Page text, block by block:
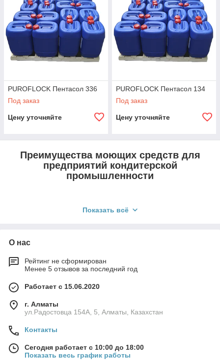
PUROFLOCK Пентасол 336
Под заказ
Цену уточняйте
PUROFLOCK Пентасол 134
Под заказ
Цену уточняйте
Преимущества моющих средств для
предприятий кондитерской
промышленности
Моющие средства PUROFLOCK разработаны для
жиры, масла и белки, специально для
Показать всё
О нас
Рейтинг не сформирован
Менее 5 отзывов за последний год
Работает с 15.06.2020
г. Алматы
ул.Радостовца 154А, 5, Алматы, Казахстан
Контакты
Сегодня работает с 10:00 до 18:00
Показать весь график работы